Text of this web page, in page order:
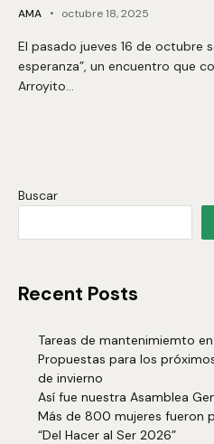
AMA octubre 18, 2025
El pasado jueves 16 de octubre
esperanza”, un encuentro que
Arroyito…
Buscar
Recent Posts
Tareas de mantenimiemto
Propuestas para los
de invierno
Así fue nuestra Asamblea
Más de 800 mujeres fueron
“Del Hacer al Ser 2026”